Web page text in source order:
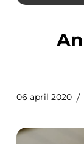
Anlita en kunnig
06 april 2020